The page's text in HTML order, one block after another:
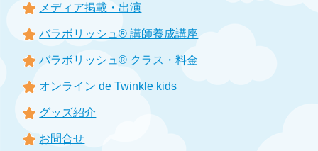
メディア掲載・出演
バラボリッシュ® 講師養成講座
バラボリッシュ® クラス・料金
オンライン de Twinkle kids
グッズ紹介
お問合せ